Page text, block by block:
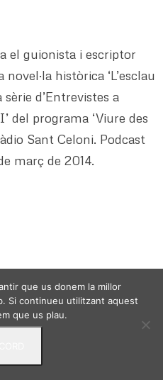
el guionista i escriptor
històrica ‘L’esclau
d’Entrevistes a
del programa ‘Viure des
Sant Celoni. Podcast
març de 2014.
- © 2024 -Politica de
Termes i condicions
que us donem la millor
Si continueu utilitzant aquest
que us plau.